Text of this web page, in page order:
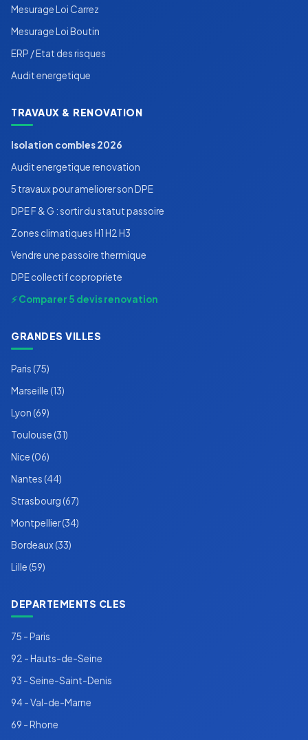
Mesurage Loi Carrez
Mesurage Loi Boutin
ERP / Etat des risques
Audit energetique
TRAVAUX & RENOVATION
Isolation combles 2026
Audit energetique renovation
5 travaux pour ameliorer son DPE
DPE F & G : sortir du statut passoire
Zones climatiques H1 H2 H3
Vendre une passoire thermique
DPE collectif copropriete
⚡ Comparer 5 devis renovation
GRANDES VILLES
Paris (75)
Marseille (13)
Lyon (69)
Toulouse (31)
Nice (06)
Nantes (44)
Strasbourg (67)
Montpellier (34)
Bordeaux (33)
Lille (59)
DEPARTEMENTS CLES
75 - Paris
92 - Hauts-de-Seine
93 - Seine-Saint-Denis
94 - Val-de-Marne
69 - Rhone